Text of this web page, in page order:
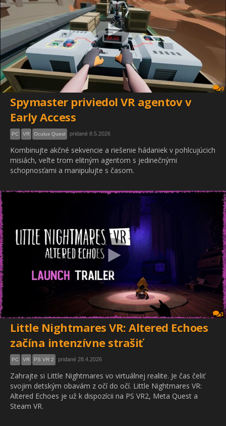
0
Spymaster priviedol VR agentov v
Early Access
PC VR Oculus Quest pridané 8.5.2026
Kombinujte akčné sekvencie a riešenie hádaniek v pohlcujúcich
misiách, veľte trom elitným agentom s jedinečnými
schopnosťami a manipulujte s časom.
3
Little Nightmares VR: Altered Echoes
začína intenzívne strašiť
PC VR PS VR 2 pridané 28.4.2026
Zahrajte si Little Nightmares vo virtuálnej realite. Je čas čeliť
svojim detským obavám z očí do očí. Little Nightmares VR:
Altered Echoes je už k dispozícii na PS VR2, Meta Quest a
Steam VR.